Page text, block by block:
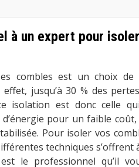
à un expert pour
combles est un choix
effet, jusqu’à 30 % des
isolation est donc celle
d’énergie pour un faible
Pour isoler vos
techniques s’offrent
le professionnel qu’il